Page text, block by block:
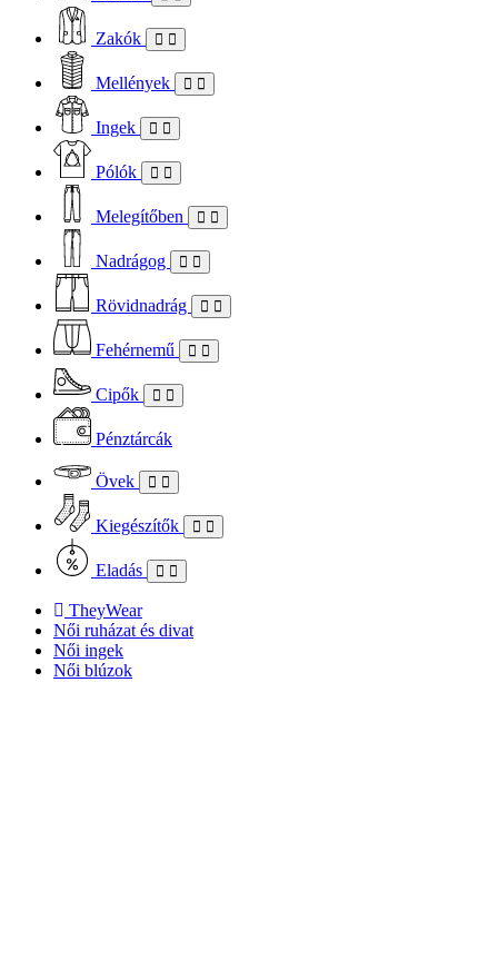
Zakók
Mellények
Ingek
Pólók
Melegítőben
Nadrágog
Rövidnadrág
Fehérnemű
Cipők
Pénztárcák
Övek
Kiegészítők
Eladás
TheyWear
Női ruházat és divat
Női ingek
Női blúzok